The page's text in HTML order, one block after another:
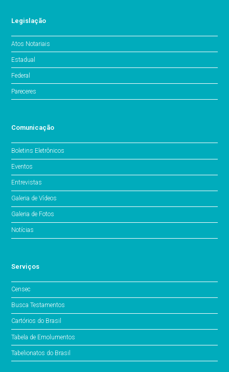
Legislação
Atos Notariais
Estadual
Federal
Pareceres
Comunicação
Boletins Eletrônicos
Eventos
Entrevistas
Galeria de Vídeos
Galeria de Fotos
Notícias
Serviços
Censec
Busca Testamentos
Cartórios do Brasil
Tabela de Emolumentos
Tabelionatos do Brasil